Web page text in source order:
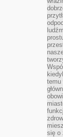
temu
się o